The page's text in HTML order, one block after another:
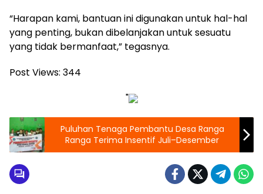
“Harapan kami, bantuan ini digunakan untuk hal-hal
yang penting, bukan dibelanjakan untuk sesuatu
yang tidak bermanfaat,” tegasnya.
Post Views: 344
"
Puluhan Tenaga Pembantu Desa Ranga
Ranga Terima Insentif Juli–Desember